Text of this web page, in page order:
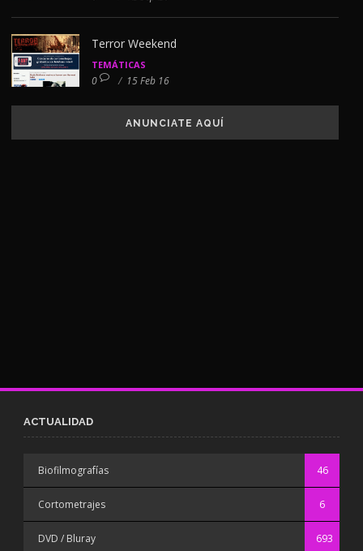
Terror Weekend
TEMÁTICAS
0 / 15 Feb 16
ANUNCIATE AQUÍ
ACTUALIDAD
Biofilmografías 46
Cortometrajes 6
DVD / Bluray 693